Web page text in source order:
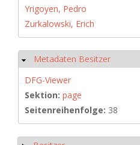
Yrigoyen, Pedro
Zurkalowski, Erich
Hide
Metadaten Besitzer
DFG-Viewer
Sektion: page
Seitenreihenfolge: 38